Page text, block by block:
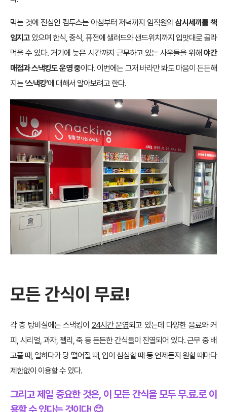
먹는 것에 진심인 컴투스는 아침부터 저녁까지 임직원의삼시세끼를 책
임지고 있으며 한식, 중식, 퓨전에 샐러드와 샌드위치까지 입맛대로 골라
먹을 수 있다. 거기에 늦은 시간까지 근무하고 있는 사우들을 위해 야간
매점과 스낵킹도 운영 중이다. 이번에는 그저 바라만 봐도 마음이 든든해
지는‘스낵킹’에 대해서 알아보려고 한다.
모든 간식이 무료!
각 층 탕비실에는 스낵킹이 24시간 운영되고 있는데 다양한 음료와 커
피, 시리얼, 과자, 젤리, 죽 등 든든한 간식들이 진열되어 있다. 근무 중 배
고플 때, 일하다가 당 떨어질 때, 입이 심심할 때 등 언제든지 원할 때마다
제한없이 이용할 수 있다.
그리고 제일 중요한 것은, 이 모든 간식을 모두 무.료.로 이